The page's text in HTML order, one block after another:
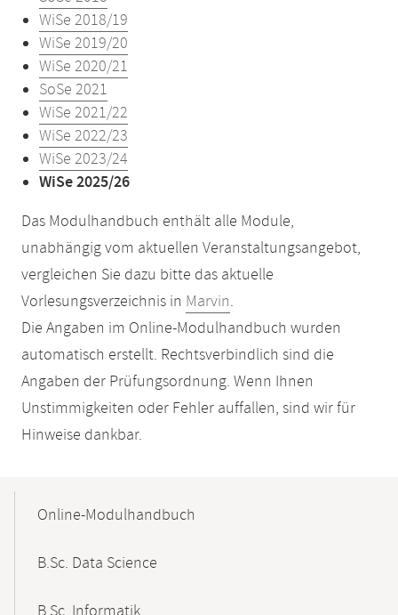
WiSe 2018/19
WiSe 2019/20
WiSe 2020/21
SoSe 2021
WiSe 2021/22
WiSe 2022/23
WiSe 2023/24
WiSe 2025/26
Das Modulhandbuch enthält alle Module,
unabhängig vom aktuellen Veranstaltungsangebot,
vergleichen Sie dazu bitte das aktuelle
Vorlesungsverzeichnis in Marvin.
Die Angaben im Online-Modulhandbuch wurden
automatisch erstellt. Rechtsverbindlich sind die
Angaben der Prüfungsordnung. Wenn Ihnen
Unstimmigkeiten oder Fehler auffallen, sind wir für
Hinweise dankbar.
NavigationOnline-Modulhandbuch
B.Sc. Data Science